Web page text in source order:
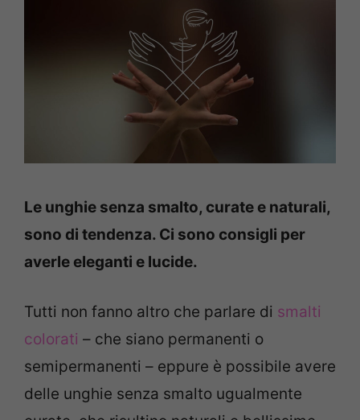
Le unghie senza smalto, curate e naturali,
sono di tendenza. Ci sono consigli per
averle eleganti e lucide.
Tutti non fanno altro che parlare di smalti
colorati – che siano permanenti o
semipermanenti – eppure è possibile avere
delle unghie senza smalto ugualmente